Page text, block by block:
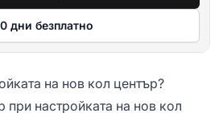
дни безплатно
на нов кол център?
настройката на нов кол